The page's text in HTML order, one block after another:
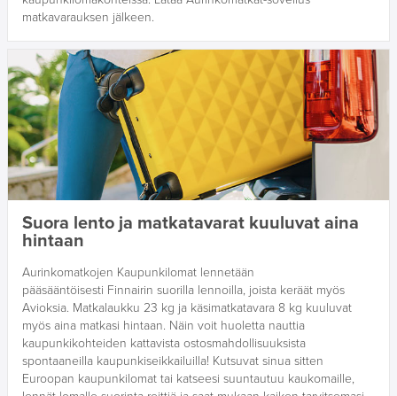
matkavarauksen jälkeen.
Suora lento ja matkatavarat kuuluvat aina
hintaan
Aurinkomatkojen Kaupunkilomat lennetään
pääsääntöisesti Finnairin suorilla lennoilla, joista keräät myös
Avioksia. Matkalaukku 23 kg ja käsimatkatavara 8 kg kuuluvat
myös aina matkasi hintaan. Näin voit huoletta nauttia
kaupunkikohteiden kattavista ostosmahdollisuuksista
spontaaneilla kaupunkiseikkailuilla! Kutsuvat sinua sitten
Euroopan kaupunkilomat tai katseesi suuntautuu kaukomaille,